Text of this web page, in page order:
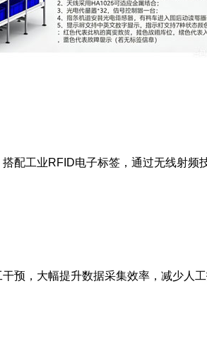
配工业RFID电子标签，通过无线射频
预，大幅提升数据采集效率，减少人工